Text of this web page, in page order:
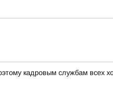
кадровым службам всех